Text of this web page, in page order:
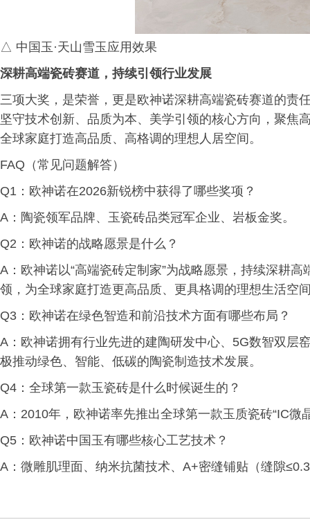
△ 中国玉·天山雪玉应用效果
深耕高端瓷砖赛道，持续引领行业发展
三项大奖，是荣誉，更是欧神诺深耕高端瓷砖赛道的责
坚守技术创新、品质为本、美学引领的核心方向，聚焦
全球家庭打造高品质、高格调的理想人居空间。
FAQ（常见问题解答）
Q1：欧神诺在2026新锐榜中获得了哪些奖项？
A：陶瓷领军品牌、玉瓷砖品类冠军企业、岩板金奖。
Q2：欧神诺的战略愿景是什么？
A：欧神诺以“高端瓷砖定制家”为战略愿景，持续深耕
领，为全球家庭打造更高品质、更具格调的理想生活空
Q3：欧神诺在绿色智造和前沿技术方面有哪些布局？
A：欧神诺拥有行业先进的建陶研发中心、5G数智双层
极推动绿色、智能、低碳的陶瓷制造技术发展。
Q4：全球第一款玉瓷砖是什么时候诞生的？
A：2010年，欧神诺率先推出全球第一款玉质瓷砖“IC微
Q5：欧神诺中国玉有哪些核心工艺技术？
A：微雕肌理面、纳米抗菌技术、A+密缝铺贴（缝隙